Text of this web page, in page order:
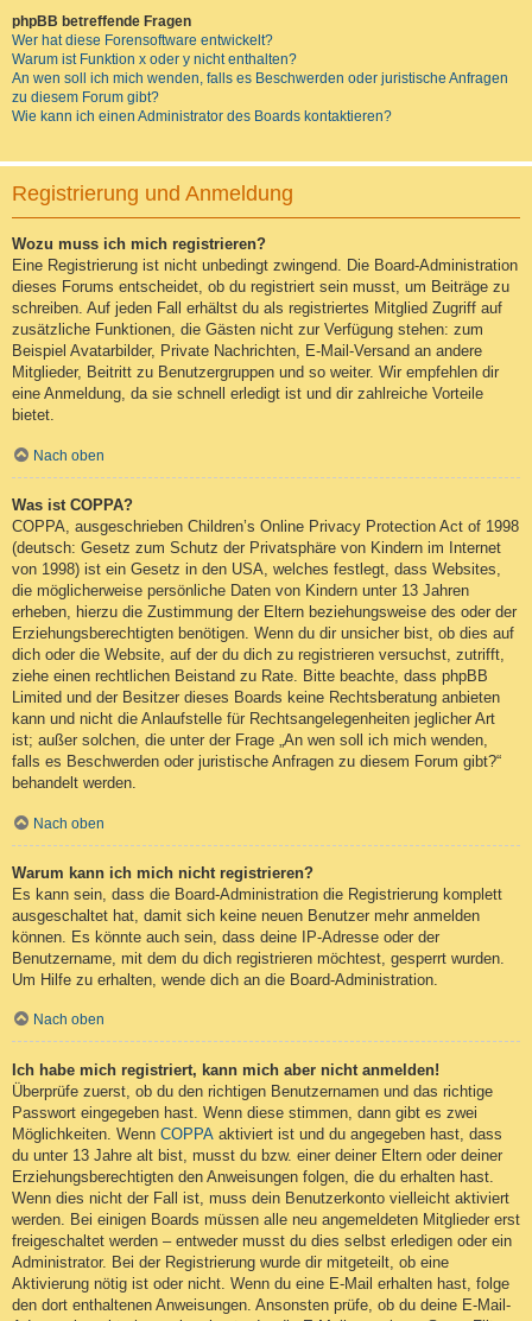
phpBB betreffende Fragen
Wer hat diese Forensoftware entwickelt?
Warum ist Funktion x oder y nicht enthalten?
An wen soll ich mich wenden, falls es Beschwerden oder juristische Anfragen
zu diesem Forum gibt?
Wie kann ich einen Administrator des Boards kontaktieren?
Registrierung und Anmeldung
Wozu muss ich mich registrieren?
Eine Registrierung ist nicht unbedingt zwingend. Die Board-Administration
dieses Forums entscheidet, ob du registriert sein musst, um Beiträge zu
schreiben. Auf jeden Fall erhältst du als registriertes Mitglied Zugriff auf
zusätzliche Funktionen, die Gästen nicht zur Verfügung stehen: zum
Beispiel Avatarbilder, Private Nachrichten, E-Mail-Versand an andere
Mitglieder, Beitritt zu Benutzergruppen und so weiter. Wir empfehlen dir
eine Anmeldung, da sie schnell erledigt ist und dir zahlreiche Vorteile
bietet.
Nach oben
Was ist COPPA?
COPPA, ausgeschrieben Children’s Online Privacy Protection Act of 1998
(deutsch: Gesetz zum Schutz der Privatsphäre von Kindern im Internet
von 1998) ist ein Gesetz in den USA, welches festlegt, dass Websites,
die möglicherweise persönliche Daten von Kindern unter 13 Jahren
erheben, hierzu die Zustimmung der Eltern beziehungsweise des oder der
Erziehungsberechtigten benötigen. Wenn du dir unsicher bist, ob dies auf
dich oder die Website, auf der du dich zu registrieren versuchst, zutrifft,
ziehe einen rechtlichen Beistand zu Rate. Bitte beachte, dass phpBB
Limited und der Besitzer dieses Boards keine Rechtsberatung anbieten
kann und nicht die Anlaufstelle für Rechtsangelegenheiten jeglicher Art
ist; außer solchen, die unter der Frage „An wen soll ich mich wenden,
falls es Beschwerden oder juristische Anfragen zu diesem Forum gibt?“
behandelt werden.
Nach oben
Warum kann ich mich nicht registrieren?
Es kann sein, dass die Board-Administration die Registrierung komplett
ausgeschaltet hat, damit sich keine neuen Benutzer mehr anmelden
können. Es könnte auch sein, dass deine IP-Adresse oder der
Benutzername, mit dem du dich registrieren möchtest, gesperrt wurden.
Um Hilfe zu erhalten, wende dich an die Board-Administration.
Nach oben
Ich habe mich registriert, kann mich aber nicht anmelden!
Überprüfe zuerst, ob du den richtigen Benutzernamen und das richtige
Passwort eingegeben hast. Wenn diese stimmen, dann gibt es zwei
Möglichkeiten. Wenn COPPA aktiviert ist und du angegeben hast, dass
du unter 13 Jahre alt bist, musst du bzw. einer deiner Eltern oder deiner
Erziehungsberechtigten den Anweisungen folgen, die du erhalten hast.
Wenn dies nicht der Fall ist, muss dein Benutzerkonto vielleicht aktiviert
werden. Bei einigen Boards müssen alle neu angemeldeten Mitglieder erst
freigeschaltet werden – entweder musst du dies selbst erledigen oder ein
Administrator. Bei der Registrierung wurde dir mitgeteilt, ob eine
Aktivierung nötig ist oder nicht. Wenn du eine E-Mail erhalten hast, folge
den dort enthaltenen Anweisungen. Ansonsten prüfe, ob du deine E-Mail-